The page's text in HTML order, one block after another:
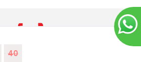
40